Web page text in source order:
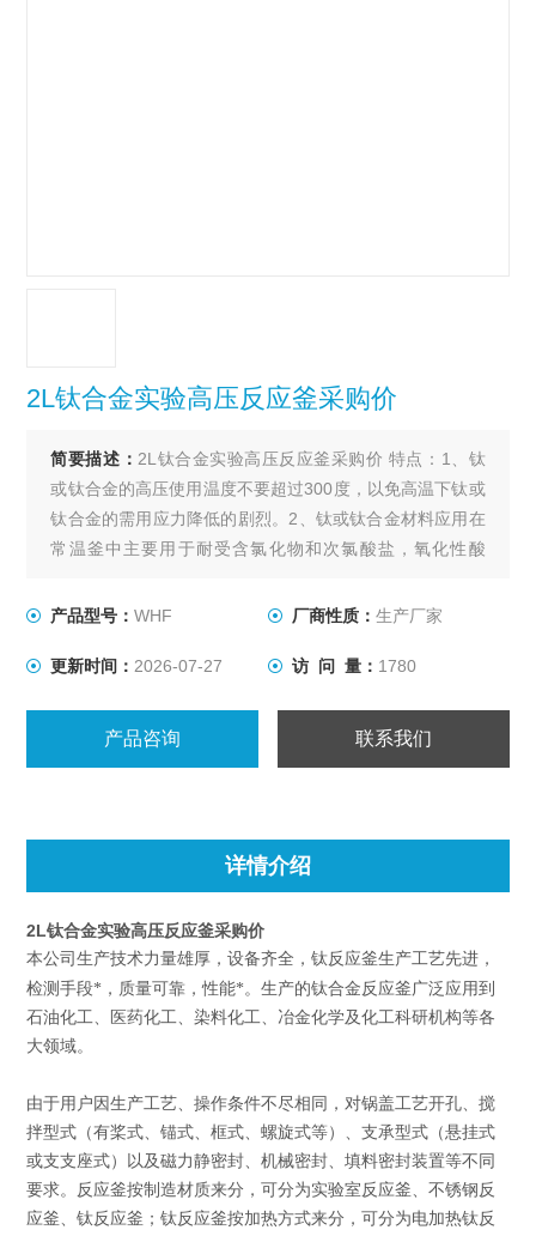
2L钛合金实验高压反应釜采购价
简要描述： 2L钛合金实验高压反应釜采购价 特点：1、钛
或钛合金的高压使用温度不要超过300度，以免高温下钛或
钛合金的需用应力降低的剧烈。2、钛或钛合金材料应用在
常温釜中主要用于耐受含氯化物和次氯酸盐，氧化性酸
产品型号：WHF 厂商性质： 生产厂家
更新时间： 2026-07-27 访 问 量： 1780
产品咨询 联系我们
详情介绍
2L钛合金实验高压反应釜采购价
本公司生产技术力量雄厚，设备齐全，钛反应釜生产工艺先进，
检测手段*，质量可靠，性能*。生产的钛合金反应釜广泛应用到
石油化工、医药化工、染料化工、冶金化学及化工科研机构等各
大领域。
由于用户因生产工艺、操作条件不尽相同，对锅盖工艺开孔、搅
拌型式（有桨式、锚式、框式、螺旋式等）、支承型式（悬挂式
或支支座式）以及磁力静密封、机械密封、填料密封装置等不同
要求。反应釜按制造材质来分，可分为实验室反应釜、不锈钢反
应釜、钛反应釜；钛反应釜按加热方式来分，可分为电加热钛反